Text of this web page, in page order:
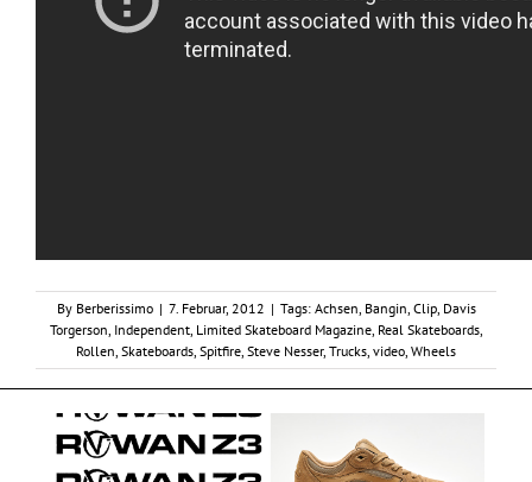
By Berberissimo | 7. Februar, 2012 | Tags: Achsen Bangin Clip, Davis
Torgerson Independent, Limited Skateboard Magazine, Real Skateboards,
Rollen Skateboards Spitfire Steve Nesser, Trucks video Wheels